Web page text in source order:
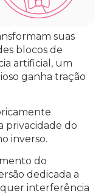
suas
blocos de
artificial, um
ganha tração
privacidade do
inverso.
do
dedicada a
interferência